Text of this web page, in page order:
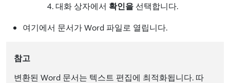
대화 상자에서 확인을 선택합니다.
여기에서 문서가 Word 파일로 열립니다.
참고
변환된 Word 문서는 텍스트 편집에 최적화됩니다. 따